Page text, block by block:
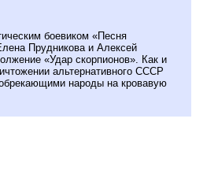
боевиком «Песня
Прудникова и Алексей
«Удар скорпионов». Как и
альтернативного СССР
народы на кровавую